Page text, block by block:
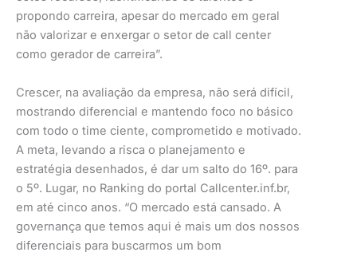
propondo carreira, apesar do mercado em geral
não valorizar e enxergar o setor de call center
como gerador de carreira”.
Crescer, na avaliação da empresa, não será difícil,
mostrando diferencial e mantendo foco no básico
com todo o time ciente, comprometido e motivado.
A meta, levando a risca o planejamento e
estratégia desenhados, é dar um salto do 16º. para
o 5º. Lugar, no Ranking do portal Callcenter.inf.br,
em até cinco anos. “O mercado está cansado. A
governança que temos aqui é mais um dos nossos
diferenciais para buscarmos um bom